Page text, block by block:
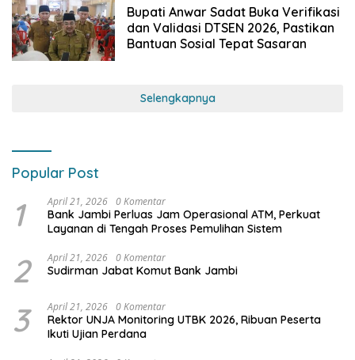
Bupati Anwar Sadat Buka Verifikasi
dan Validasi DTSEN 2026, Pastikan
Bantuan Sosial Tepat Sasaran
Selengkapnya
Popular Post
1 April 21, 2026 0 Komentar
Bank Jambi Perluas Jam Operasional ATM, Perkuat
Layanan di Tengah Proses Pemulihan Sistem
2 April 21, 2026 0 Komentar
Sudirman Jabat Komut Bank Jambi
3 April 21, 2026 0 Komentar
Rektor UNJA Monitoring UTBK 2026, Ribuan Peserta
Ikuti Ujian Perdana